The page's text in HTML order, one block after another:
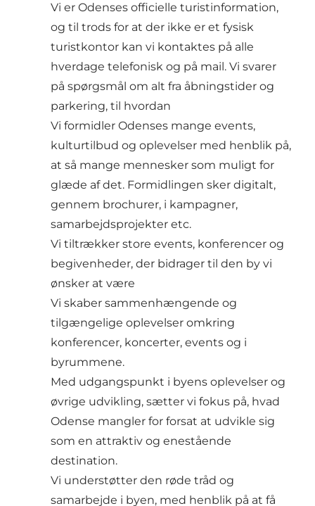
Vi er Odenses officielle turistinformation,
og til trods for at der ikke er et fysisk
turistkontor kan vi kontaktes på alle
hverdage telefonisk og på mail. Vi svarer
på spørgsmål om alt fra åbningstider og
parkering, til hvordan
Vi formidler Odenses mange events,
kulturtilbud og oplevelser med henblik på,
at så mange mennesker som muligt for
glæde af det. Formidlingen sker digitalt,
gennem brochurer, i kampagner,
samarbejdsprojekter etc.
Vi tiltrækker store events, konferencer og
begivenheder, der bidrager til den by vi
ønsker at være
Vi skaber sammenhængende og
tilgængelige oplevelser omkring
konferencer, koncerter, events og i
byrummene.
Med udgangspunkt i byens oplevelser og
øvrige udvikling, sætter vi fokus på, hvad
Odense mangler for forsat at udvikle sig
som en attraktiv og enestående
destination.
Vi understøtter den røde tråd og
samarbejde i byen, med henblik på at få